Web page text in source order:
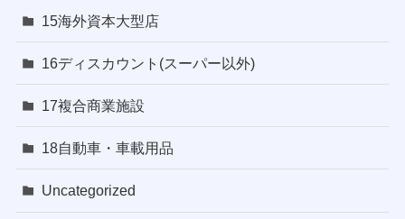
15海外資本大型店
16ディスカウント(スーパー以外)
17複合商業施設
18自動車・車載用品
Uncategorized